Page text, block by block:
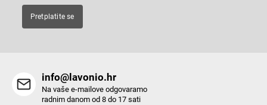
Pretplatite se
info@lavonio.hr
Na vaše e-mailove odgovaramo
radnim danom od 8 do 17 sati